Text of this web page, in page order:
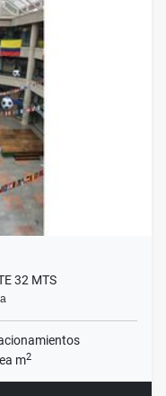
32 MTS
m2